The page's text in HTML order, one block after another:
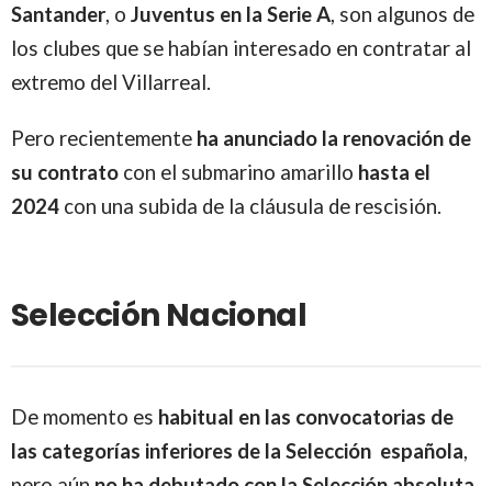
Santander, o Juventus en la Serie A, son algunos de
los clubes que se habían interesado en contratar al
extremo del Villarreal.
Pero recientemente ha anunciado la renovación de
su contrato con el submarino amarillo hasta el
2024 con una subida de la cláusula de rescisión.
Selección Nacional
De momento es habitual en las convocatorias de
las categorías inferiores de la Selección española,